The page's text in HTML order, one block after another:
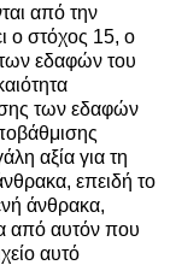
από την
ο στόχος 15, ο
των εδαφών του
των εδαφών
αξία για τη
επειδή το
άνθρακα,
από αυτόν που
αυτό